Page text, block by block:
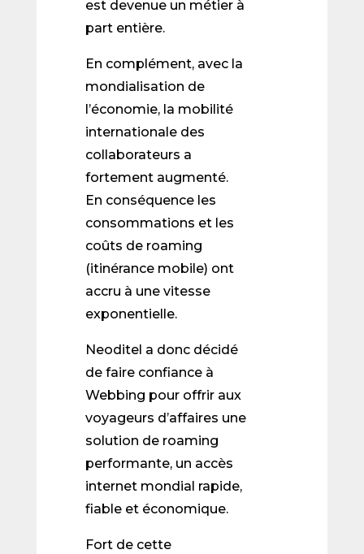
est devenue un métier à
part entière.
En complément, avec la
mondialisation de
l’économie, la mobilité
internationale des
collaborateurs a
fortement augmenté.
En conséquence les
consommations et les
coûts de roaming
(itinérance mobile) ont
accru à une vitesse
exponentielle.
Neoditel a donc décidé
de faire confiance à
Webbing pour offrir aux
voyageurs d’affaires une
solution de roaming
performante, un accès
internet mondial rapide,
fiable et économique.
Fort de cette